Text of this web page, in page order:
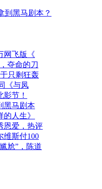
到黑马剧本？
网飞版《
夺命的刀
只剩狂轰
《与凤
节！
黑马剧本
人生》
恩爱，热评
维斯付100
尬”，陈道